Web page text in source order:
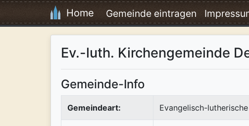
Home Gemeinde eintragen
Ev.-luth. Kirchengemeinde
Gemeinde-Info
Gemeindeart: Evangelisch-